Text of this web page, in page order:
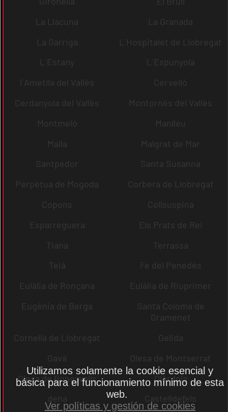
La Llacuna
La Granada
La Garriga
L´Hospitalet de Llobregat
L´Estany
L´Espunyola
l´Ametlla del Vallès
Cervelló
Cerdanyola del Vallès
Montornès del Vallès
Montmeló
Manlleu
Malla
Malgrat de Mar
Santpedor
Santa Susanna
Perpètua de Mogoda
Corbera de Llobregat
Copons
Collsuspina
Esparreguera
Els Prats de Rei
Tiana
Terrassa
Teià
Fe del Penedès
Eulàlia de Ronçana
Eulàlia de Riuprimer
Eugènia de Berga
Santa Coloma de
Gramenet
Cornellà de Llobregat
Gelida
Gavà
Olesa de Montserrat
Olesa de Bonesvalls
Olèrdola
dena
Castelldefels
Utilizamos solamente la cookie esencial y
básica para el funcionamiento mínimo de esta
web.
Ver políticas y gestión de cookies